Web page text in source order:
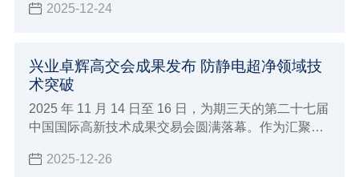
创新之路。
2025-12-24
兴业卓辉高交会成果发布 防静电超净领域技
术突破
2025 年 11 月 14 日至 16 日，为期三天的第二十七届
中国国际高新技术成果交易会圆满落幕。作为汇聚全
司携多款新品与专业解决方案精彩亮相，向业界充分
2025-12-26